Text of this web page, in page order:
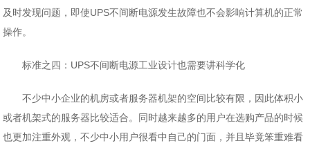
及时发现问题，即使UPS不间断电源发生故障也不会影响计算机的正常
操作。
标准之四：UPS不间断电源工业设计也需要讲科学化
不少中小企业的机房或者服务器机架的空间比较有限，因此体积小
或者机架式的服务器比较适合。同时越来越多的用户在选购产品的时候
也更加注重外观，不少中小用户很看中自己的门面，并且毕竟笨重难看